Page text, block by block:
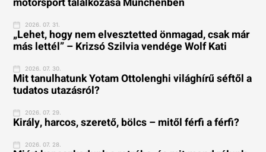
2026. 07. 31.
„Lehet, hogy nem elvesztetted önmagad, csak már
más lettél” – Krizsó Szilvia vendége Wolf Kati
2026. 07. 30.
Mit tanulhatunk Yotam Ottolenghi világhírű séftől a
tudatos utazásról?
2026. 07. 29.
Király, harcos, szerető, bölcs – mitől férfi a férfi?
2026. 07. 28.